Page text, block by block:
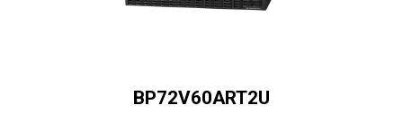
BP72V60ART2U